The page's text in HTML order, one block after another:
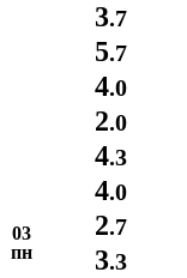
3.7
5.7
4.0
03
пн
2.0
4.3
4.0
2.7
3.3